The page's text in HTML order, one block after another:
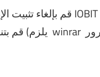
1- قم بإلغاء تثبيت
2- قم
winrar